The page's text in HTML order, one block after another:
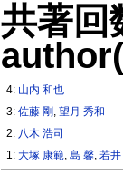
共著
4: 山内 和也
3:佐藤 剛 ,望月 秀和
2: 八木 浩司
1:大塚 康範,島 馨,若